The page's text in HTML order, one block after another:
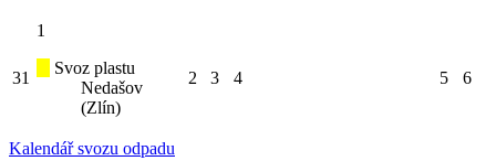
31
1
Svoz plastu
Nedašov
(Zlín)
2 3 4 5 6
Kalendář svozu odpadu